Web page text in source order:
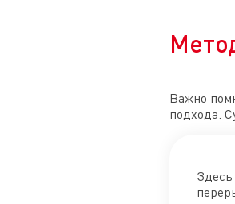
Важно
подхода.